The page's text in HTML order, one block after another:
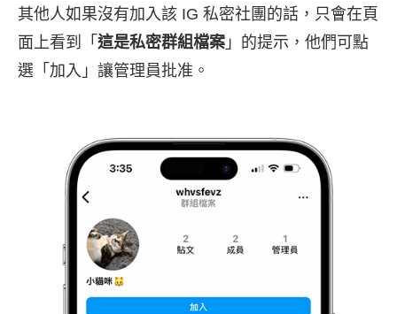
其他人如果沒有加入該 IG 私密社團的話，只會在頁
面上看到「 這是私密群組檔案 」的提示，他們可點
選「加入」讓管理員批准。